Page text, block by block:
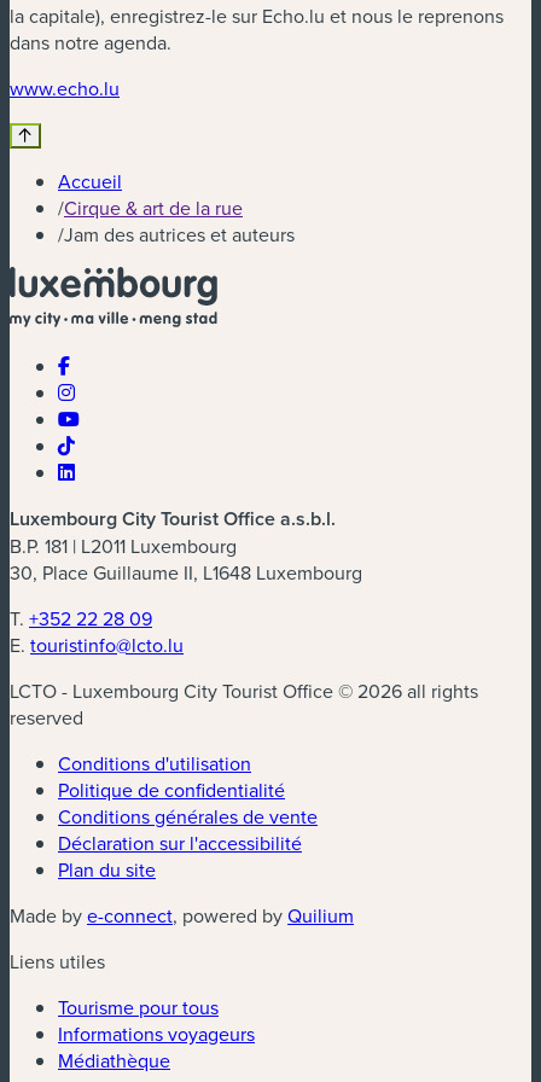
la capitale), enregistrez-le sur Echo.lu et nous le reprenons
dans notre agenda.
www.echo.lu
Accueil
/Cirque & art de la rue
/Jam des autrices et auteurs
Luxembourg City Tourist Office a.s.b.l.
B.P. 181 | L2011 Luxembourg
30, Place Guillaume II, L1648 Luxembourg
T. +352 22 28 09
E. touristinfo@lcto.lu
LCTO - Luxembourg City Tourist Office © 2026 all rights
reserved
Conditions d'utilisation
Politique de confidentialité
Conditions générales de vente
Déclaration sur l'accessibilité
Plan du site
Made bye-connect(nouvelle fenêtre)
, powered byQuilium
Liens utiles
Tourisme pour tous
Informations voyageurs
Médiathèque